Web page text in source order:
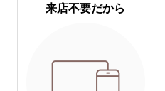
来店不要だから